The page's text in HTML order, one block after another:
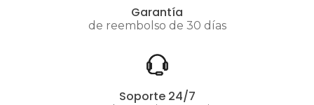
Garantía
de reembolso de 30 días
Soporte 24/7